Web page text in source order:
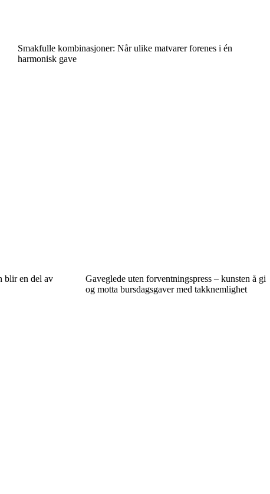
Smakfulle kombinasjoner: Når ulike matvarer forenes i én
harmonisk gave
blir en del av
Gaveglede uten forventningspress – kunsten å gi
og motta bursdagsgaver med takknemlighet